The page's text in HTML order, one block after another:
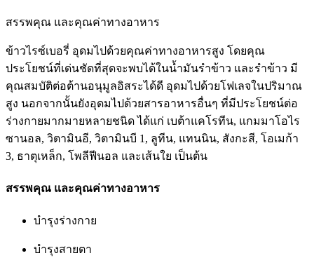
สรรพคุณ และคุณค่าทางอาหาร
ข้าวไรซ์เบอรี่ อุดมไปด้วยคุณค่าทางอาหารสูง โดยคุณ
ประโยชน์ที่เด่นชัดที่สุดจะพบได้ในน้ำมันรำข้าว และรำข้าว มี
คุณสมบัติต่อต้านอนุมูลอิสระได้ดี อุดมไปด้วยโฟเลจในปริมาณ
สูง นอกจากนั้นยังอุดมไปด้วยสารอาหารอื่นๆ ที่มีประโยชน์ต่อ
ร่างกายมากมายหลายชนิด ได้แก่ เบต้าแคโรทีน, แกมมาโอไร
ซานอล, วิตามินอี, วิตามินบี 1, ลูทีน, แทนนิน, สังกะสี, โอเมก้า
3, ธาตุเหล็ก, โพลีฟีนอล และเส้นใย เป็นต้น
สรรพคุณ และคุณค่าทางอาหาร
บำรุงร่างกาย
บำรุงสายตา